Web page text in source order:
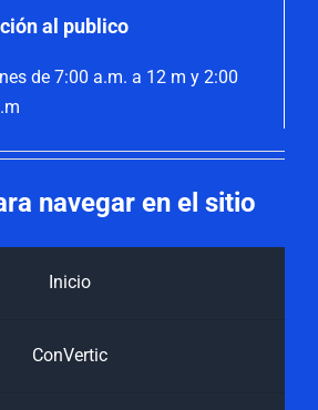
al publico
de 7:00 a.m. a 12 m y 2:00
navegar en el sitio
Inicio
ConVertic